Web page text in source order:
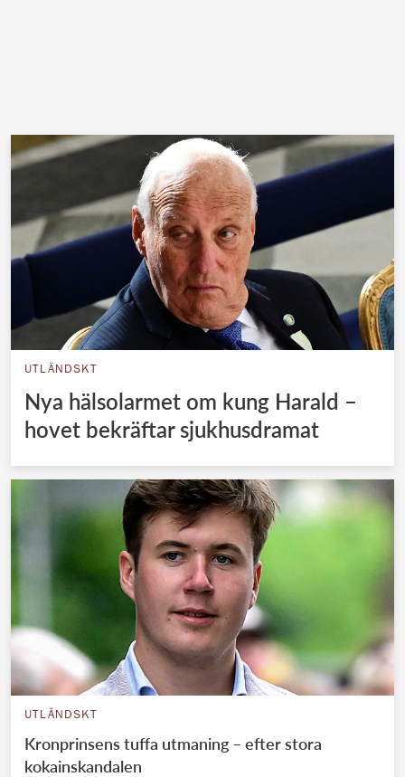
UTLÄNDSKT
Nya hälsolarmet om kung Harald –
hovet bekräftar sjukhusdramat
UTLÄNDSKT
Kronprinsens tuffa utmaning – efter stora
kokainskandalen